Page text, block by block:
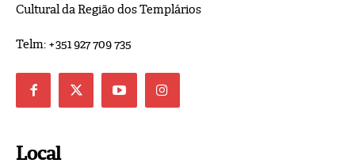
Cultural da Região dos Templários
Telm: +351 927 709 735
Local